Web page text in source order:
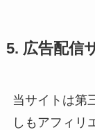
5. 広告配信
当サイトは第
しもアフィリ